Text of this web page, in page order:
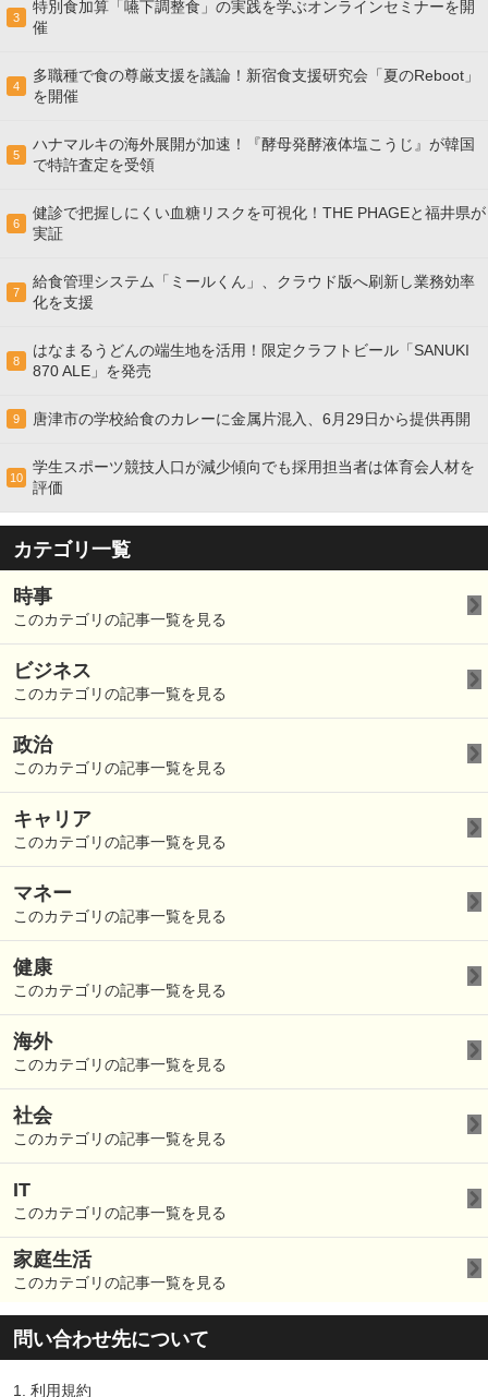
3
特別食加算「嚥下調整食」の実践を学ぶオンラインセミナーを開
催
4
多職種で食の尊厳支援を議論！新宿食支援研究会「夏のReboot」
を開催
5
ハナマルキの海外展開が加速！『酵母発酵液体塩こうじ』が韓国
で特許査定を受領
6
健診で把握しにくい血糖リスクを可視化！THE PHAGEと福井県が
実証
7
給食管理システム「ミールくん」、クラウド版へ刷新し業務効率
化を支援
8
はなまるうどんの端生地を活用！限定クラフトビール「SANUKI
870 ALE」を発売
9 唐津市の学校給食のカレーに金属片混入、6月29日から提供再開
10
学生スポーツ競技人口が減少傾向でも採用担当者は体育会人材を
評価
カテゴリ一覧
時事
このカテゴリの記事一覧を見る
ビジネス
このカテゴリの記事一覧を見る
政治
このカテゴリの記事一覧を見る
キャリア
このカテゴリの記事一覧を見る
マネー
このカテゴリの記事一覧を見る
健康
このカテゴリの記事一覧を見る
海外
このカテゴリの記事一覧を見る
社会
このカテゴリの記事一覧を見る
IT
このカテゴリの記事一覧を見る
家庭生活
このカテゴリの記事一覧を見る
問い合わせ先について
1. 利用規約